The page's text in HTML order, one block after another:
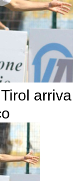
arriva